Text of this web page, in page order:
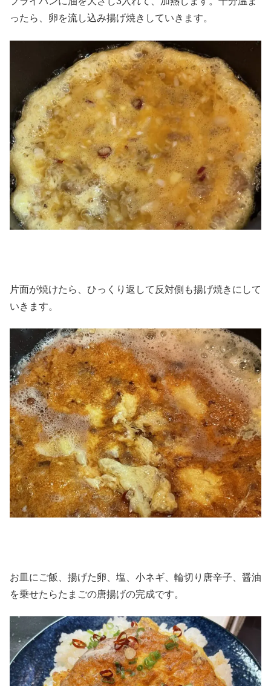
ったら、卵を流し込み揚げ焼きしていきます。
片面が焼けたら、ひっくり返して反対側も揚げ焼きにして
いきます。
お皿にご飯、揚げた卵、塩、小ネギ、輪切り唐辛子、醤油
を乗せたらたまごの唐揚げの完成です。